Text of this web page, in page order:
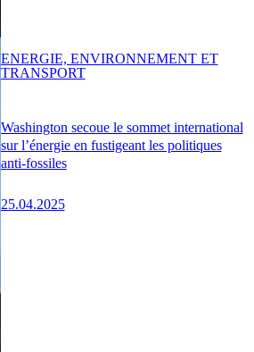
Washington secoue le sommet international
sur l’énergie en fustigeant les politiques
anti-fossiles
25.04.2025
ENERGIE, ENVIRONNEMENT ET
TRANSPORT